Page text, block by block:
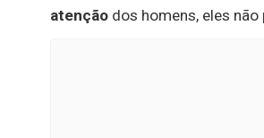
atenção dos homens, eles